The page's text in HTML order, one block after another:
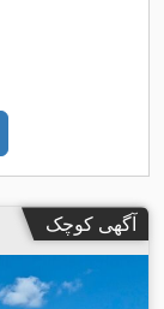
آگهی کوچک